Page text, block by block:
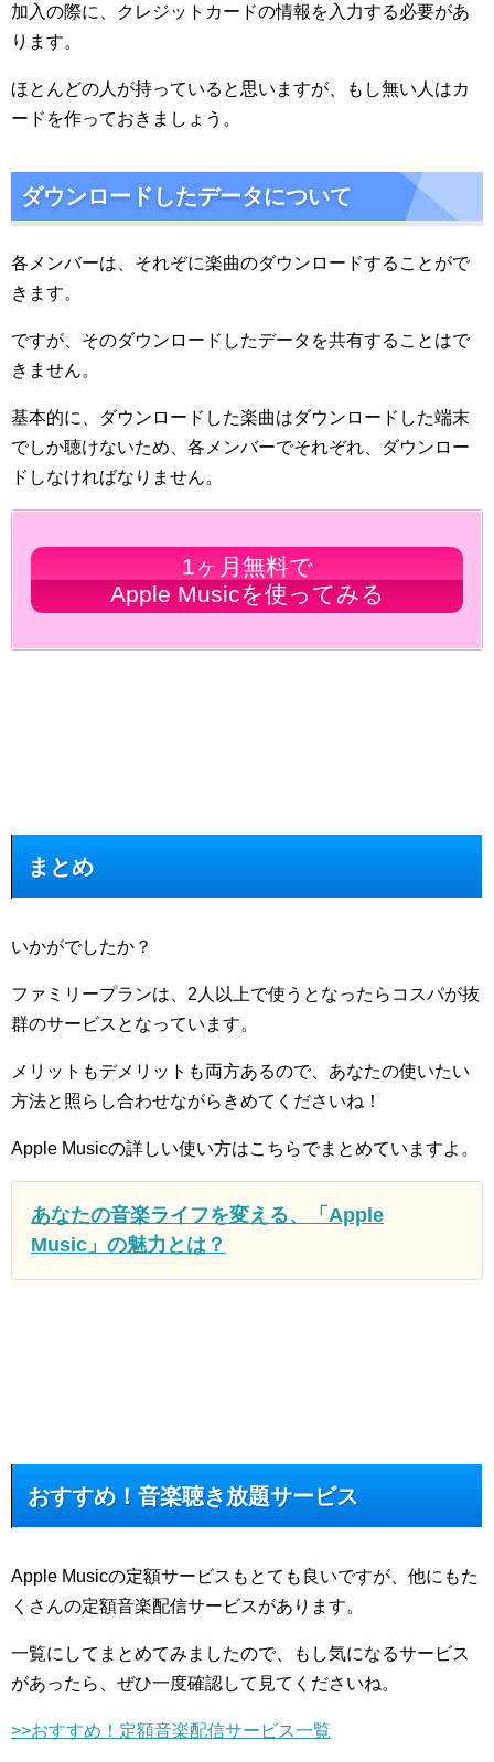
加入の際に、クレジットカードの情報を入力する必要があ
ります。
ほとんどの人が持っていると思いますが、もし無い人はカ
ードを作っておきましょう。
ダウンロードしたデータについて
各メンバーは、それぞに楽曲のダウンロードすることがで
きます。
ですが、そのダウンロードしたデータを共有することはで
きません。
基本的に、ダウンロードした楽曲はダウンロードした端末
でしか聴けないため、各メンバーでそれぞれ、ダウンロー
ドしなければなりません。
1ヶ月無料で
Apple Musicを使ってみる
まとめ
いかがでしたか？
ファミリープランは、2人以上で使うとなったらコスパが抜
群のサービスとなっています。
メリットもデメリットも両方あるので、あなたの使いたい
方法と照らし合わせながらきめてくださいね！
Apple Musicの詳しい使い方はこちらでまとめていますよ。
あなたの音楽ライフを変える、「Apple
Music」の魅力とは？
おすすめ！音楽聴き放題サービス
Apple Musicの定額サービスもとても良いですが、他にもた
くさんの定額音楽配信サービスがあります。
一覧にしてまとめてみましたので、もし気になるサービス
があったら、ぜひ一度確認して見てくださいね。
>>おすすめ！定額音楽配信サービス一覧